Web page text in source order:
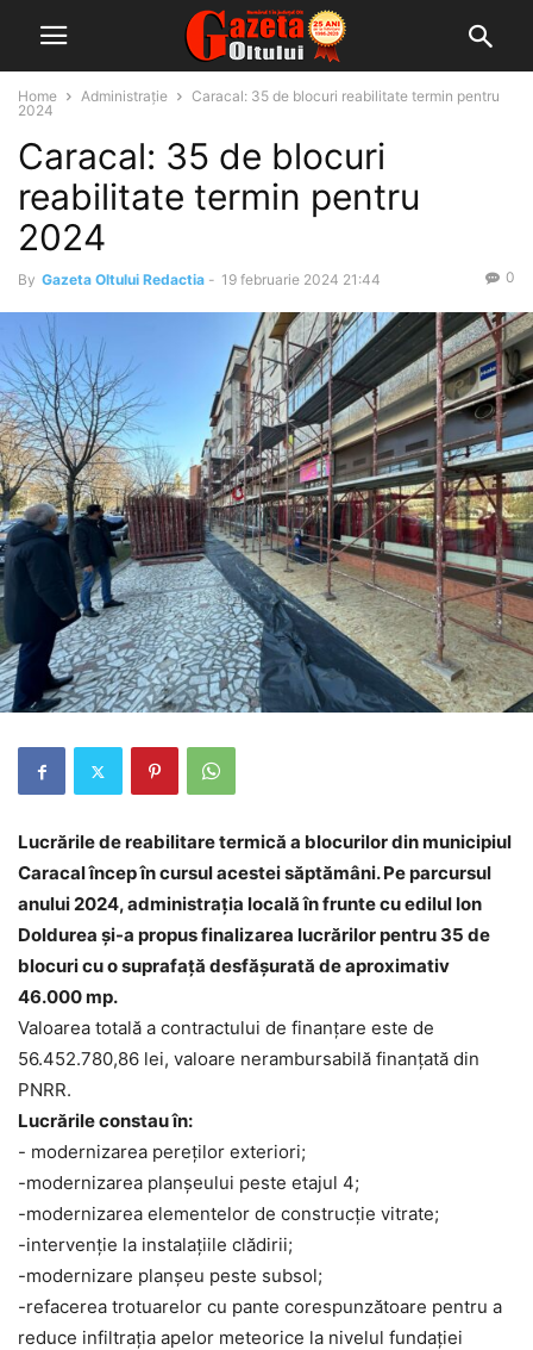
Home Administrație
Caracal: 35 de blocuri reabilitate termin pentru
2024
Caracal: 35 de blocuri
reabilitate termin pentru
2024
By Gazeta Oltului Redactia - 19 februarie 2024 21:44 0
Lucrările de reabilitare termică a blocurilor din municipiul
Caracal încep în cursul acestei săptămâni. Pe parcursul
anului 2024, administrația locală în frunte cu edilul Ion
Doldurea și-a propus finalizarea lucrărilor pentru 35 de
blocuri cu o suprafață desfășurată de aproximativ
46.000 mp.
Valoarea totală a contractului de finanțare este de
56.452.780,86 lei, valoare nerambursabilă finanțată din
PNRR.
Lucrările constau în:
​- modernizarea pereților exteriori;
-modernizarea planșeului peste etajul 4;
​-modernizarea elementelor de construcție vitrate;
​-intervenție la instalațiile clădirii;
​-modernizare planșeu peste subsol;
​-refacerea trotuarelor cu pante corespunzătoare pentru a
reduce infiltrația apelor meteorice la nivelul fundației